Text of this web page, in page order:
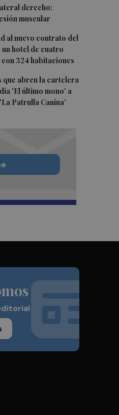
derecho:
muscular
al nuevo contrato del
hotel de cuatro
con 324 habitaciones
que abren la cartelera
'El último mono' a
'La Patrulla Canina'